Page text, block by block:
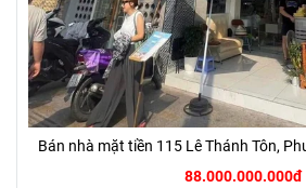
Bán nhà mặt tiền 115 Lê Thánh Tôn,
88.000.000.000đ